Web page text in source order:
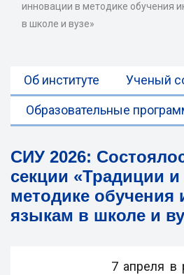
инновации в методике обучения
в школе и вузе»
Об институте Ученый
Образовательные
СИУ 2026:
секции «Традиции
методике
языкам в школе и
7 апреля в